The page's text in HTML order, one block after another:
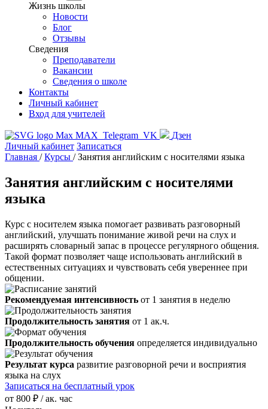
Жизнь школы
Новости
Блог
Отзывы
Сведения
Преподаватели
Вакансии
Сведения о школе
Контакты
Личный кабинет
Вход для учителей
MAX Telegram VK
Дзен
Личный кабинет Записаться
Главная /Курсы /Занятия английским с носителями языка
Занятия английским с носителями
языка
Курс с носителем языка помогает развивать разговорный
английский, улучшать понимание живой речи на слух и
расширять словарный запас в процессе регулярного общения.
Такой формат позволяет чаще использовать английский в
естественных ситуациях и чувствовать себя увереннее при
общении.
Рекомендуемая интенсивность от 1 занятия в неделю
Продолжительность занятия от 1 ак.ч.
Продолжительность обучения определяется индивидуально
Результат курса развитие разговорной речи и восприятия
языка на слух
Записаться на бесплатный урок
от 800 ₽ / ак. час